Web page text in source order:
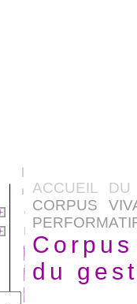
ACCUEIL
CORPUS
du